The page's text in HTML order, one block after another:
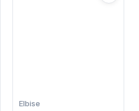
Elbise